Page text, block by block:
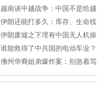
越南谈中越战争：中国不是给越
伊朗还能打多久：库存、生命线
伊朗废墟之下埋有中国无人机操
谁能救得了中共国的电动车业？
佛州华裔姐弟爆炸案：别急着骂